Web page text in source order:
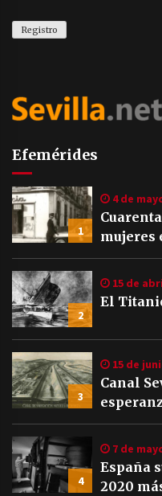
Efemérides
1
4 de
mujeres
Sevilla
2
15 de
El
3
15 de
Canal
4
7 de
España
2020